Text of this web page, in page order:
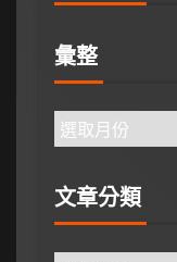
彙整
文章分類